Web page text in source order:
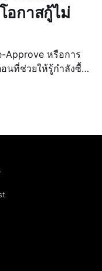
อกาสกู้ไม่
Approve หรือการ
นที่ช่วยให้รู้กำลังซื้อ
วงเงินล่วงหน้ายัง